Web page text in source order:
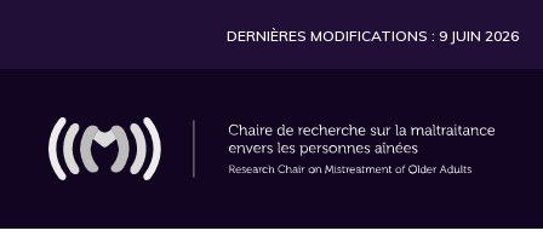
Adil
Agaliotis
DERNIÈRES MODIFICATIONS : 9 JUIN 2026